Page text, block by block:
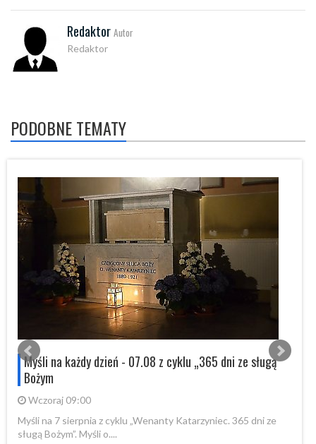
Redaktor Autor
Redaktor
PODOBNE TEMATY
Myśli na każdy dzień - 07.08 z cyklu „365 dni ze sługą
Bożym
Wczoraj 09:00
Myśli na 7 sierpnia z cyklu „Wenanty Katarzyniec. 365 dni ze
sługą Bożym”. Myśli o....